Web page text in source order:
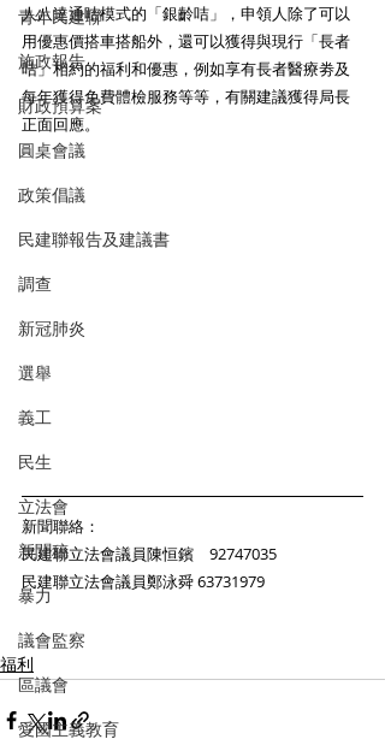
青年民建聯
施政報告
財政預算案
圓桌會議
政策倡議
民建聯報告及建議書
調查
新冠肺炎
選舉
義工
民生
立法會
新聞稿
暴力
議會監察
區議會
愛國主義教育
人八達通咭模式的「銀齡咭」，申領人除了可以
用優惠價搭車搭船外，還可以獲得與現行「長者
咭」相約的福利和優惠，例如享有長者醫療劵及
每年獲得免費體檢服務等等，有關建議獲得局長
正面回應。
新聞聯絡：
民建聯立法會議員陳恒鑌　92747035
民建聯立法會議員鄭泳舜 63731979
福利